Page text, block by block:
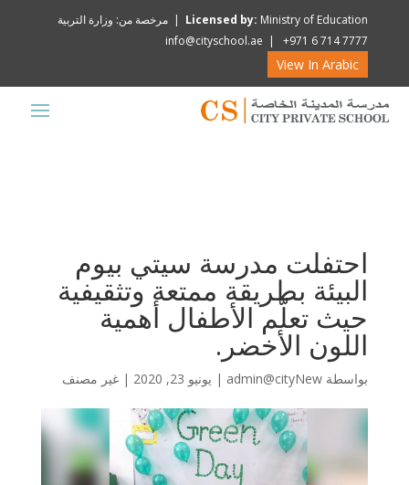
Licensed by: Ministry of Education | مرخصة من: وزارة التربية
info@cityschool.ae | +971 6 714 7777
View In Arabic
احتفلت مدرسة سيتي بيوم
البيئة بطريقة ممتعة وتثقيفية
حيث تعلّم الأطفال أهمية
اللون الأخضر.
بواسطة admin@cityNew
| يونيو 23, 2020 | غير مصنف